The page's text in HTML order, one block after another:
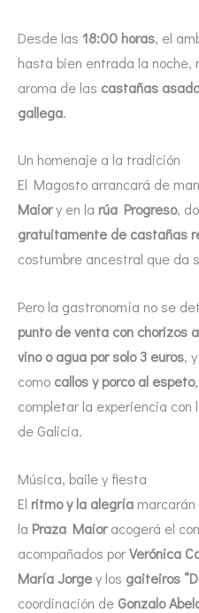
Desde las 18:00 horas, el
hasta bien entrada la noche,
aroma de las castañas
gallega.
Un homenaje a la tradición
El Magosto arrancará de
Maiory en la rúa Progreso,
gratuitamente de castañas
costumbre ancestral que da
Pero la gastronomía no se
punto de venta con chorizos
vino o agua por solo 3 euros,
como callos y porco al espeto
completar la experiencia
de Galicia.
Música, baile y fiesta
El ritmo y la alegría marcarán
la Praza Maioracogerá el
acompañados porVerónica
María Jorgey los gaiteiros
coordinación de Gonzalo